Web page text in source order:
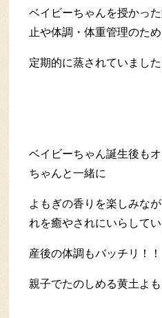
ベイビーちゃんを授かっ
止や体調・体重管理のた
定期的に蒸されていまし
ベイビーちゃん誕生後も
ちゃんと一緒に
よもぎの香りを楽しみな
れを癒やされにいらしてい
産後の体調もバッチリ！！
親子でたのしめる黄土よ